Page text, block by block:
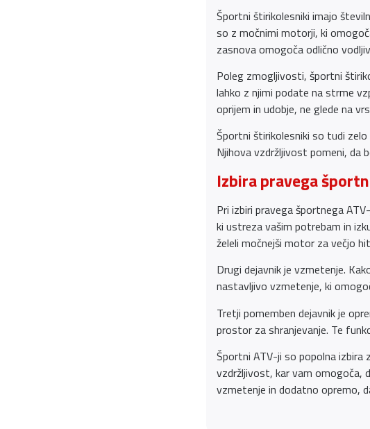
Športni štirikolesniki imajo
so z močnimi motorji, ki
zasnova omogoča odlično
Poleg zmogljivosti, športni
lahko z njimi podate na strme
oprijem in udobje, ne glede na
Športni štirikolesniki so tudi
Njihova vzdržljivost pomeni, da
Izbira pravega
Pri izbiri pravega športnega
ki ustreza vašim potrebam in
želeli močnejši motor za večjo
Drugi dejavnik je vzmetenje.
nastavljivo vzmetenje, ki
Tretji pomemben dejavnik je
prostor za shranjevanje. Te
Športni ATV-ji so popolna izbira
vzdržljivost, kar vam omogoča,
vzmetenje in dodatno opremo,